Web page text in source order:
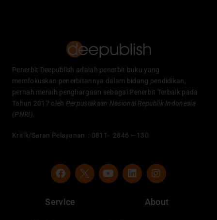
Penerbit Deepublish adalah penerbit buku yang
memfokuskan penerbitannya dalam bidang pendidikan,
pernah meraih penghargaan sebagai Penerbit Terbaik pada
Tahun 2017 oleh Perpustakaan Nasional Republik Indonesia
(PNRI).
Kritik/Saran Pelayanan : 0811- 2846 – 130
F
a
e
b
Y
o
L
i
I
n
t
a
Service About